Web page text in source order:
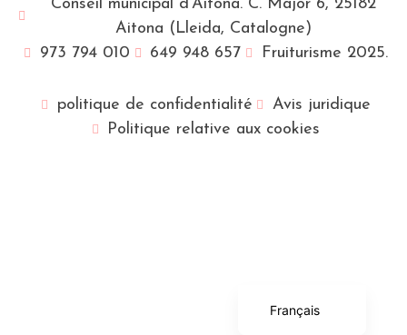
Conseil municipal d'Aitona. C. Major 6, 25182
Aitona (Lleida, Catalogne)
973 794 010
649 948 657 Fruiturisme 2025.
politique de confidentialité
Avis juridique
Politique relative aux cookies
Français